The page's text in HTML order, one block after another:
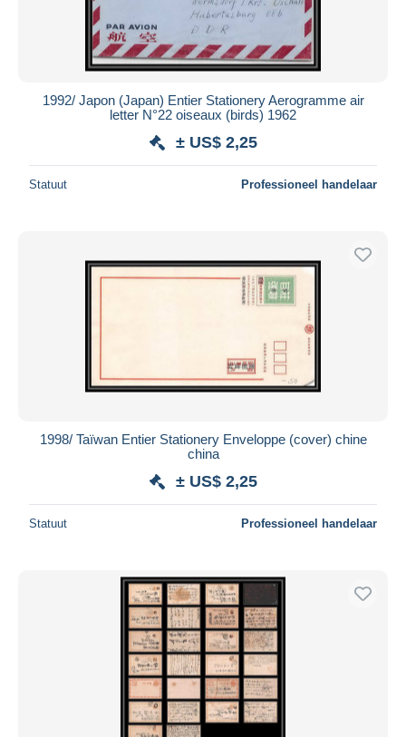
1992/ Japon (Japan) Entier Stationery Aerogramme air
letter N°22 oiseaux (birds) 1962
± US$ 2,25
Statuut Professioneel handelaar
1998/ Taïwan Entier Stationery Enveloppe (cover) chine
china
± US$ 2,25
Statuut Professioneel handelaar